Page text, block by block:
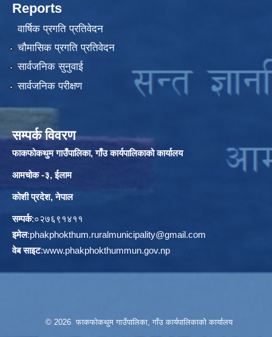
Reports
वार्षिक प्रगति प्रतिवेदन
चौमासिक प्रगति प्रतिवेदन
सार्वजनिक सुनुवाई
सार्वजनिक परीक्षण
सम्पर्क विवरण
फाकफोकथुम गाउँपालिका, गाँउ कार्यपालिकाको कार्यालय
आमचोक -३, ईलाम
कोशी प्रदेश, नेपाल
सम्पर्क:०२७६९१४११
इमेल:phakphokthum.ruralmunicipality@gmail.com
वेब साइट:www.phakphokthummun.gov.np
© 2026 फाकफोकथुम गाउँपालिका, गाँउ कार्यपालिकाको कार्यालय